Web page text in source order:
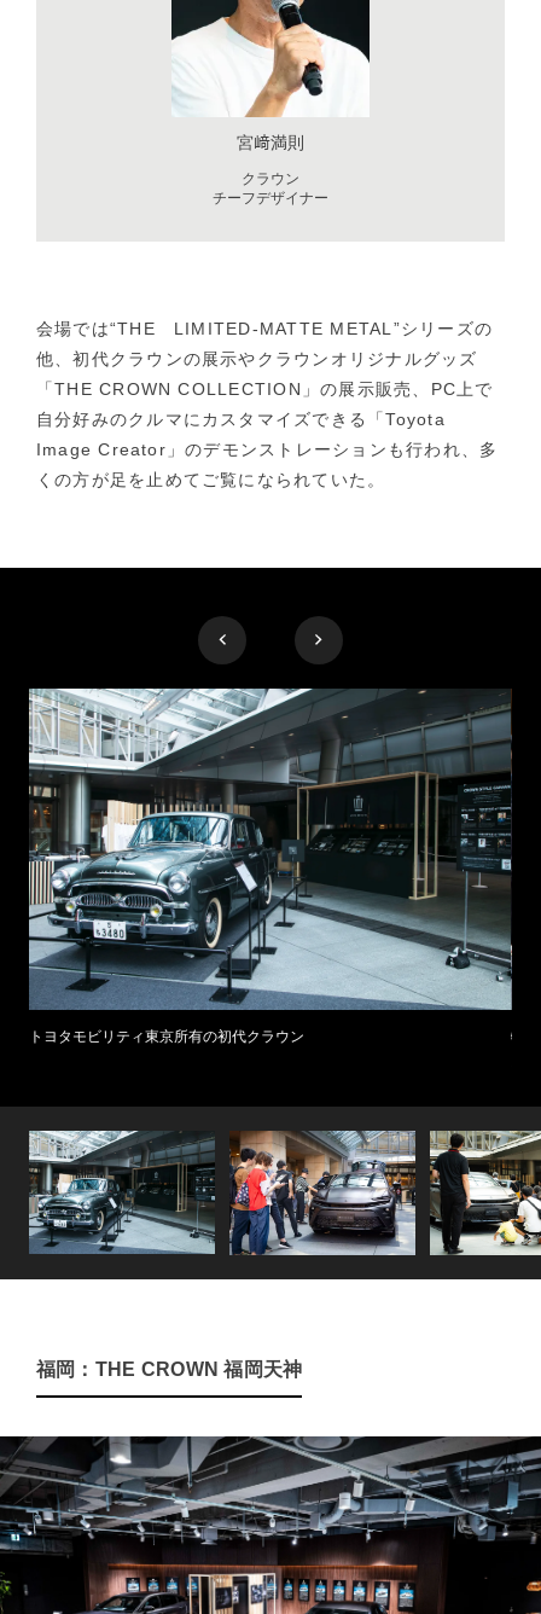
宮﨑満則
クラウン
チーフデザイナー
会場では“THE LIMITED-MATTE METAL”シリーズの
他、初代クラウンの展示やクラウンオリジナルグッズ
「THE CROWN COLLECTION」の展示販売、PC上で
自分好みのクルマにカスタマイズできる「Toyota
Image Creator」のデモンストレーションも行われ、多
くの方が足を止めてご覧になられていた。
トヨタモビリティ東京所有の初代クラウン
特
福岡：THE CROWN 福岡天神